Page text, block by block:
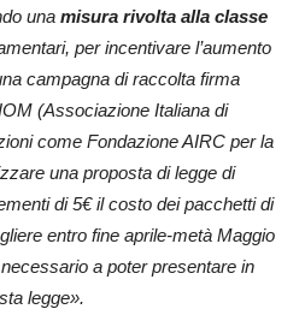
una misura rivolta alla classe
per incentivare l’aumento
campagna di raccolta firma
(Associazione Italiana di
come Fondazione AIRC per la
una proposta di legge di
di 5€ il costo dei pacchetti di
entro fine aprile-metà Maggio
a poter presentare in
legge».